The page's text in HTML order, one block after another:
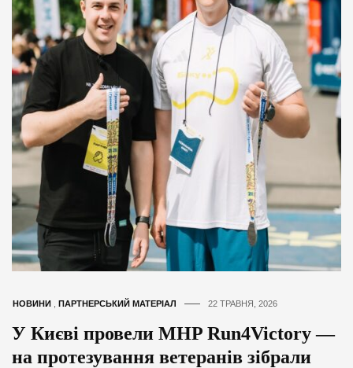
НОВИНИ ПАРТНЕРСЬКИЙ МАТЕРІАЛ 22 ТРАВНЯ, 2026
У Києві провели MHP Run4Victory —
на протезування ветеранів зібрали